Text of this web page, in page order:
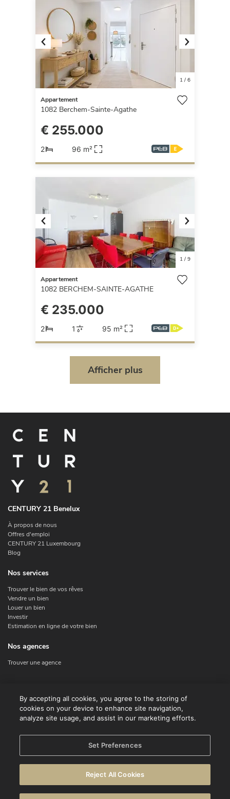
Previous Next
1/ 6
Appartement
1082 Berchem-Sainte-Agathe
€ 255.000
2 96 m²
Previous Next
1/ 9
Appartement
1082 BERCHEM-SAINTE-AGATHE
€ 235.000
2 1 95 m²
Afficher plus
CENTURY 21 Benelux
À propos de nous
Offres d'emploi
CENTURY 21 Luxembourg
Blog
Nos services
Trouver le bien de vos rêves
Vendre un bien
Louer un bien
Investir
Estimation en ligne de votre bien
Nos agences
Trouver une agence
Contact
Facebook
By accepting all cookies, you agree to the storing of
cookies on your device to enhance site navigation,
analyze site usage, and assist in our marketing efforts.
Set Preferences
Reject All Cookies